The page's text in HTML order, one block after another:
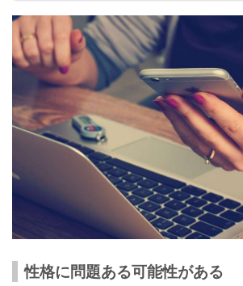
妥協できるところは妥協しよう
恋愛に時間を費やそう
性格を見直して改善しよう
イケメンや美人が結婚できない理由まとめ
性格に問題ある可能性がある